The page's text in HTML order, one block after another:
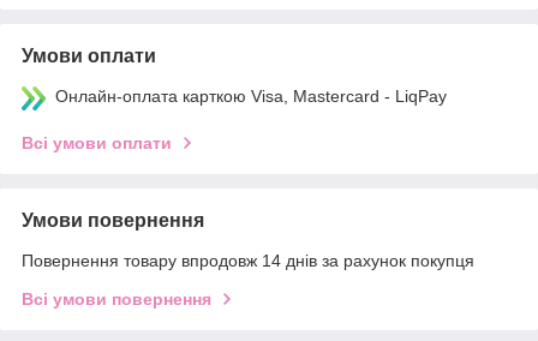
Умови оплати
Онлайн-оплата карткою Visa, Mastercard - LiqPay
Всі умови оплати
Умови повернення
Повернення товару впродовж 14 днів за рахунок покупця
Всі умови повернення